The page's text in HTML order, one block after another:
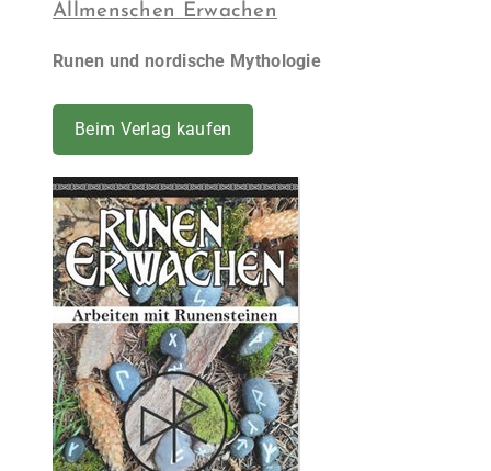
Allmenschen Erwachen
Runen und nordische Mythologie
Beim Verlag kaufen